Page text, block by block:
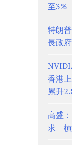
至3%
特朗
長政
香港
累升
高盛
求 槓